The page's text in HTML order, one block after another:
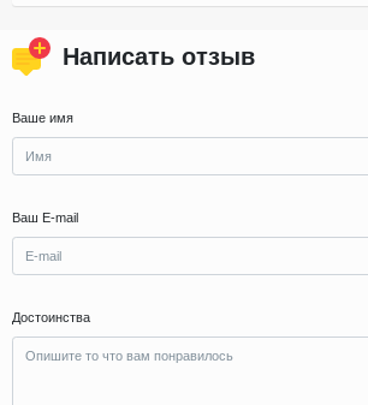
Написать отзыв
Ваше имя
Ваш E-mail
Достоинства